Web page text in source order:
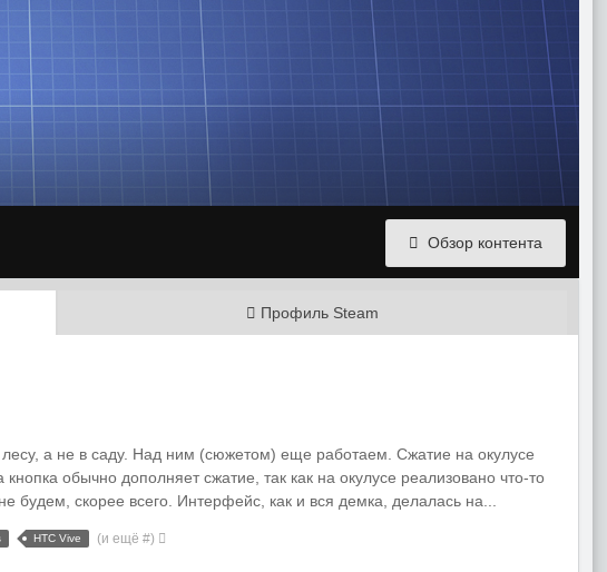
Обзор контента
Профиль Steam
а не в саду. Над ним (сюжетом) еще работаем. Сжатие на окулусе
обычно дополняет сжатие, так как на окулусе реализовано что-то
будем, скорее всего. Интерфейс, как и вся демка, делалась на...
HTC Vive (и ещё #)